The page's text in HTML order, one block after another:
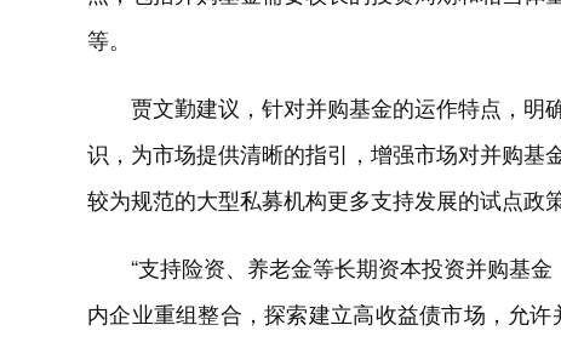
等。
贾文勤建议，针对并购基金的运作特点，明
识，为市场提供清晰的指引，增强市场对并购
较为规范的大型私募机构更多支持发展的试点政
“支持险资、养老金等长期资本投资并购基
内企业重组整合，探索建立高收益债市场，允